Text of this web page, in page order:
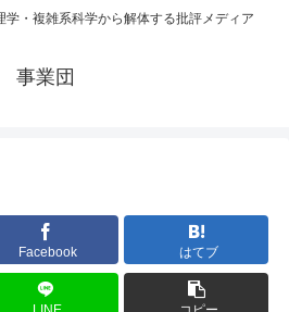
・複雑系科学から解体する批評メディア
事業団
Facebook はてブ